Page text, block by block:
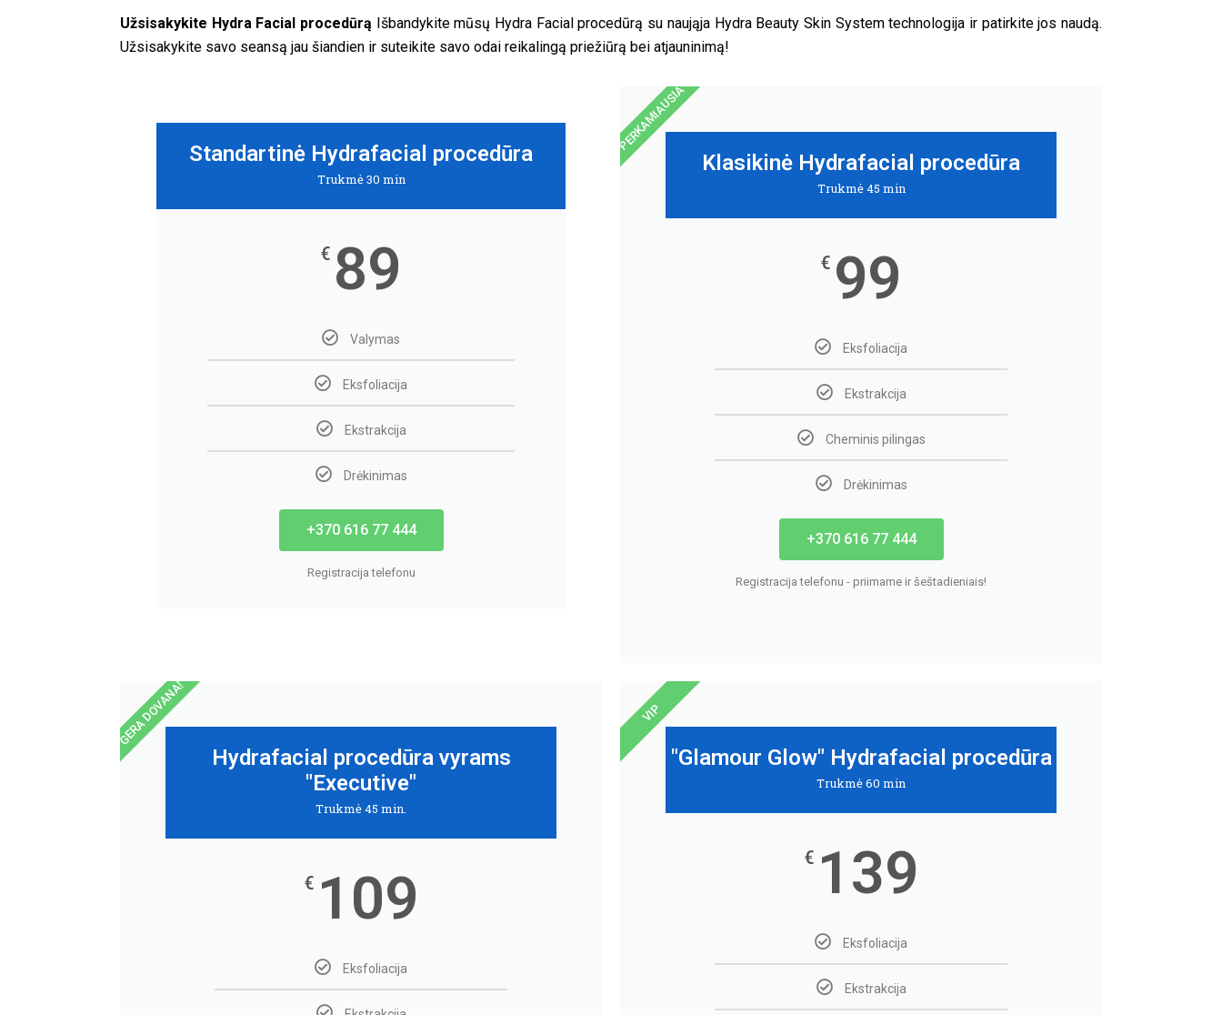
Užsisakykite Hydra Facial procedūrą Išbandykite mūsų Hydra Facial procedūrą su naująja Hydra Beauty Skin System technologija ir patirkite jos naudą.
Užsisakykite savo seansą jau šiandien ir suteikite savo odai reikalingą priežiūrą bei atjauninimą!
Standartinė Hydrafacial procedūra
Trukmė 30 min
€ 89
Valymas
Eksfoliacija
Ekstrakcija
Drėkinimas
+370 616 77 444
Registracija telefonu
Klasikinė Hydrafacial procedūra
Trukmė 45 min
€ 99
Eksfoliacija
Ekstrakcija
Cheminis pilingas
Drėkinimas
+370 616 77 444
Registracija telefonu - priimame ir šeštadieniais!
PERKAMIAUSIA
Hydrafacial procedūra vyrams
"Executive"
Trukmė 45 min.
€ 109
Eksfoliacija
GERA DOVANA!
"Glamour Glow" Hydrafacial procedūra
Trukmė 60 min
€ 139
Eksfoliacija
Ekstrakcija
VIP